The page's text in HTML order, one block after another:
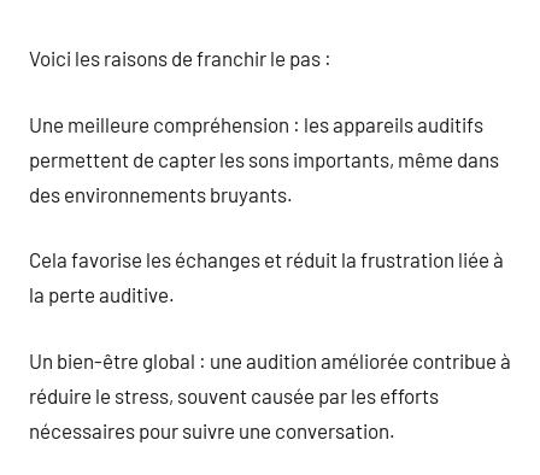
Voici les raisons de franchir le pas :
Une meilleure compréhension : les appareils auditifs
permettent de capter les sons importants, même dans
des environnements bruyants.
Cela favorise les échanges et réduit la frustration liée à
la perte auditive.
Un bien-être global : une audition améliorée contribue à
réduire le stress, souvent causée par les efforts
nécessaires pour suivre une conversation.